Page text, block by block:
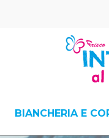
BIANCHERIA E